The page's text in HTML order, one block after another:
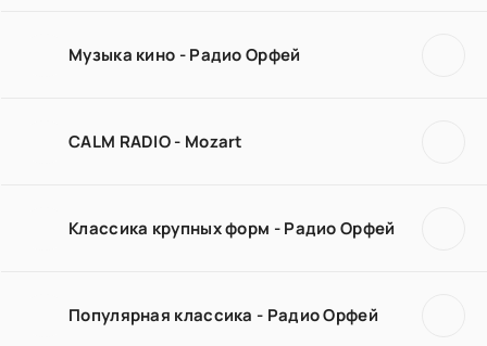
Музыка кино - Радио Орфей
CALM RADIO - Mozart
Классика крупных форм - Радио Орфей
Популярная классика - Радио Орфей